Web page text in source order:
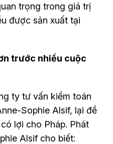
trọng trong giá trị
được sản xuất tại
trước nhiều cuộc
ty tư vấn kiểm toán
Sophie Alsif, lại đề
lợi cho Pháp. Phát
Alsif cho biết: